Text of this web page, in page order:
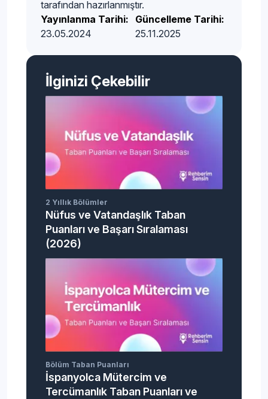
tarafından hazırlanmıştır.
Yayınlanma Tarihi:
23.05.2024
Güncelleme Tarihi:
25.11.2025
İlginizi Çekebilir
2 Yıllık Bölümler
Nüfus ve Vatandaşlık Taban
Puanları ve Başarı Sıralaması
(2026)
Bölüm Taban Puanları
İspanyolca Mütercim ve
Tercümanlık Taban Puanları ve